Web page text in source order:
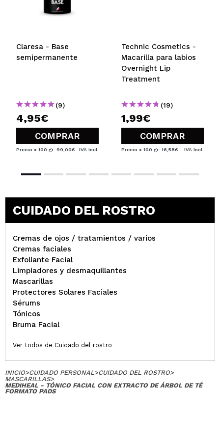
Claresa - Base
semipermanente
(9)
4,95€
COMPRAR
Precio x 100 gr: 99,00€ IVA Incl.
Technic Cosmetics -
Macarilla para labios
Overnight Lip
Treatment
(19)
1,99€
COMPRAR
Precio x 100 gr: 16,58€ IVA Incl.
CUIDADO DEL ROSTRO
Cremas de ojos / tratamientos / varios
Cremas faciales
Exfoliante Facial
Limpiadores y desmaquillantes
Mascarillas
Protectores Solares Faciales
Sérums
Tónicos
Bruma Facial
Ver todos de Cuidado del rostro
INICIO>CUIDADO PERSONAL>CUIDADO DEL ROSTRO>
MASCARILLAS>
MEDIHEAL - TÓNICO FACIAL CON EXTRACTO DE ÁRBOL DE TÉ
FORMATO PADS